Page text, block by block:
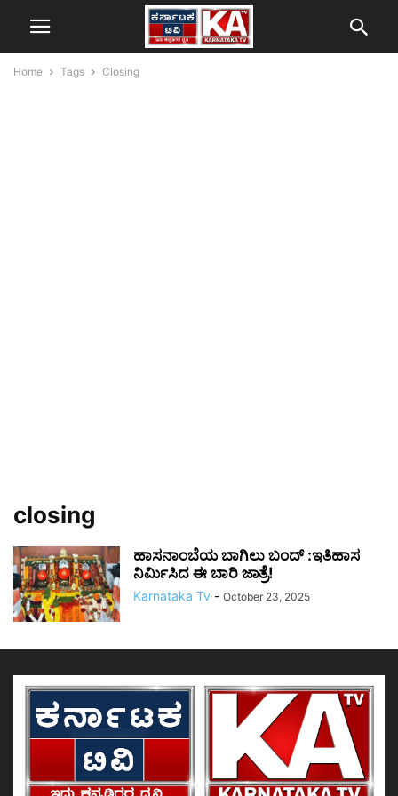
Home Tags Closing
closing
ಹಾಸನಾಂಬೆಯ ಬಾಗಿಲು ಬಂದ್ :ಇತಿಹಾಸ
ನಿರ್ಮಿಸಿದ ಈ ಬಾರಿ ಜಾತ್ರೆ!
Karnataka Tv - October 23, 2025